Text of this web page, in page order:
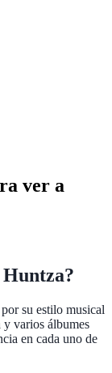
ver a
su estilo musical
y varios álbumes
en cada uno de